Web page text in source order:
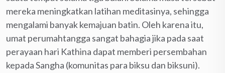
mereka meningkatkan latihan meditasinya, sehingga
mengalami banyak kemajuan batin. Oleh karena itu,
umat perumahtangga sangat bahagia jika pada saat
perayaan hari Kathina dapat memberi persembahan
kepada Sangha (komunitas para biksu dan biksuni).